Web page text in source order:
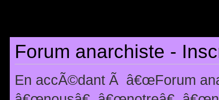
Forum anarchiste -
En accÃ©dant Ã â€œForum